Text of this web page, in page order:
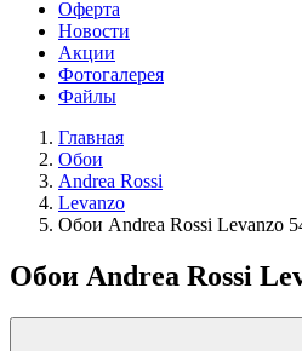
Оферта
Новости
Акции
Фотогалерея
Файлы
Главная
Обои
Andrea Rossi
Levanzo
Обои Andrea Rossi Levanzo
Обои Andrea Rossi